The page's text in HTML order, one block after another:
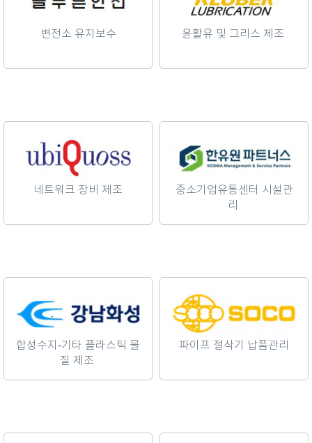
변전소 유지보수 윤활유 및 그리스 제조
네트워크 장비 제조
중소기업유통센터 시설관
리
합성수지-기타 플라스틱 물
질 제조
파이프 절삭기 납품관리